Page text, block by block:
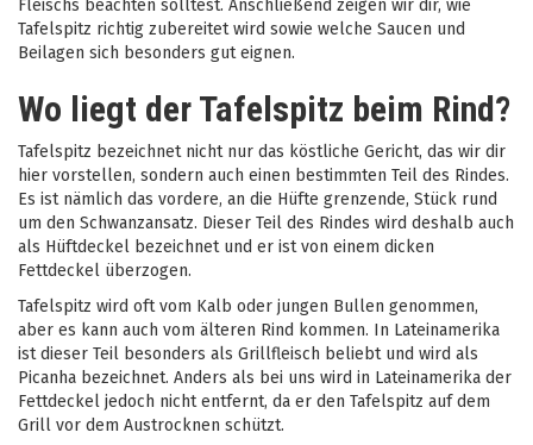
Fleischs beachten solltest. Anschließend zeigen wir dir, wie
Tafelspitz richtig zubereitet wird sowie welche Saucen und
Beilagen sich besonders gut eignen.
Wo liegt der Tafelspitz beim Rind?
Tafelspitz bezeichnet nicht nur das köstliche Gericht, das wir dir
hier vorstellen, sondern auch einen bestimmten Teil des Rindes.
Es ist nämlich das vordere, an die Hüfte grenzende, Stück rund
um den Schwanzansatz. Dieser Teil des Rindes wird deshalb auch
als Hüftdeckel bezeichnet und er ist von einem dicken
Fettdeckel überzogen.
Tafelspitz wird oft vom Kalb oder jungen Bullen genommen,
aber es kann auch vom älteren Rind kommen. In Lateinamerika
ist dieser Teil besonders als Grillfleisch beliebt und wird als
Picanha bezeichnet. Anders als bei uns wird in Lateinamerika der
Fettdeckel jedoch nicht entfernt, da er den Tafelspitz auf dem
Grill vor dem Austrocknen schützt.